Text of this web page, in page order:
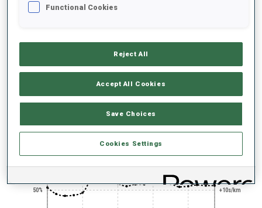
TENDANCE DES PERFORMANCES
50%
100% +0s/km
+10s/km
Functional Cookies
Reject All
Accept All Cookies
Save Choices
Cookies Settings